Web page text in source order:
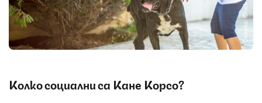
Снимка: iStock
Колко социални са Кане Корсо?